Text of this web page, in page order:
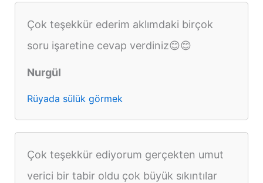
Çok teşekkür ederim aklımdaki birçok
soru işaretine cevap verdiniz😊😊
Nurgül
Rüyada sülük görmek
Çok teşekkür ediyorum gerçekten umut
verici bir tabir oldu çok büyük sıkıntılar